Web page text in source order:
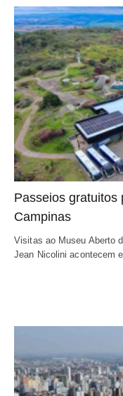
Passeios gratuitos
Campinas
Visitas ao Museu Aberto
Jean Nicolini acontecem